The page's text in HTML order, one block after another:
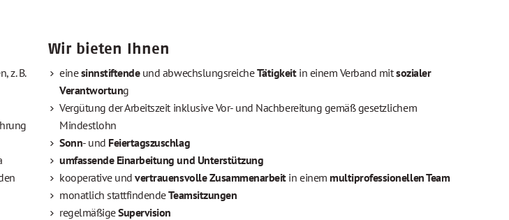
z. B.
Wir bieten Ihnen
eine sinnstiftende und abwechslungsreiche Tätigkeit in einem Verband mit sozialer
Verantwortung
Vergütung der Arbeitszeit inklusive Vor- und Nachbereitung gemäß gesetzlichem
Mindestlohn
Sonn- und Feiertagszuschlag
umfassende Einarbeitung und Unterstützung
kooperative und vertrauensvolle Zusammenarbeit in einem multiprofessionellen Team
monatlich stattfindende Teamsitzungen
regelmäßige Supervision